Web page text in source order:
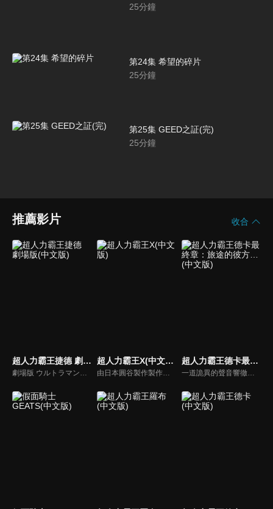
25分鐘
第24集 希望的碎片
25分鐘
第25集 GEED之証(完)
25分鐘
推薦影片 收合
超人力霸王捷德 劇場版(中文版)
劇場版 ウルトラマンジード つなぐぜ!願い!!
超人力霸王X(中文版)
由日本圓谷製作製作的特攝電視劇，是屬於超人力霸王列傳。X，是「巨大謎團」，X，是「未知的可能性」，X，那就是「連繫的心，連繫的力量」！溫柔的少年，大空大地與從宇宙飛來的神祕生命體相會之時，就是超人進化之日…
超人力霸王德卡最終章：旅途的彼方…(中文版)
一道詭異的聲音響徹天空。聽到的人們紛紛失去知覺，最後甚至消失無蹤。前往調查的專家小組「GUTS-SELECT」，遇到的卻是接二連三來襲的外星人大軍，以及駕駛漆黑要塞型太空艦「佐爾加烏斯」，扭曲了地球天空的統治者「基貝魯斯教授」。一位認識基貝魯斯的神秘女子突然降臨在苦苦奮戰中的奏大等人面前。